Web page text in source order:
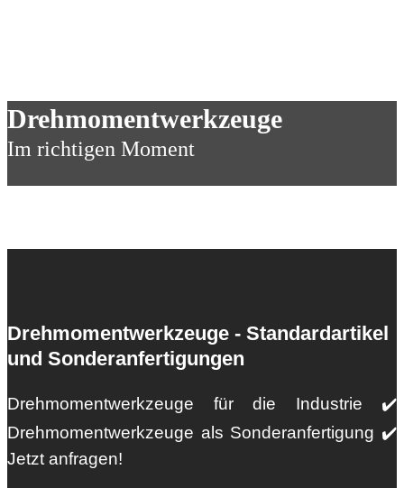
Drehmomentwerkzeuge
Im richtigen Moment
Drehmomentwerkzeuge - Standardartikel
und Sonderanfertigungen
Drehmomentwerkzeuge für die Industrie ✔️
Drehmomentwerkzeuge als Sonderanfertigung ✔️
Jetzt anfragen!